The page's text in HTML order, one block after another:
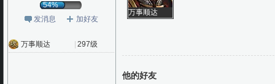
54%
发消息
加好友
万事顺达 297级
万事顺达
他的好友